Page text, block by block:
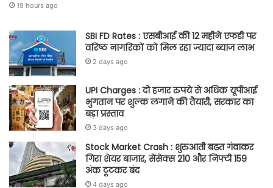
19 hours ago
SBI FD Rates : एसबीआई की 12 महीने एफडी पर
वरिष्ठ नागरिकों को मिल रहा ज्यादा ब्याज लाभ
2 days ago
UPI Charges : दो हजार रुपये से अधिक यूपीआई
भुगतान पर शुल्क लगाने की तैयारी, सरकार का
बड़ा प्रस्ताव
3 days ago
Stock Market Crash : शुरुआती बढ़त गंवाकर
गिरा शेयर बाजार, सेंसेक्स 210 और निफ्टी 159
अंक टूटकर बंद
4 days ago